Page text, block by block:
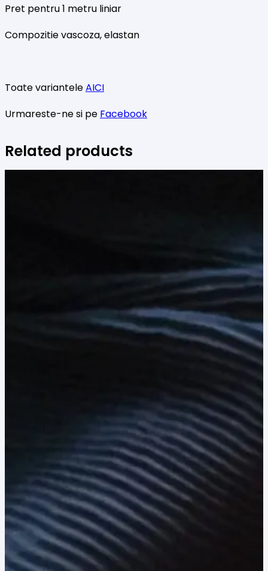
Pret pentru 1 metru liniar
Compozitie vascoza, elastan
Toate varianteleAICI
Urmareste-ne si pe Facebook
Related products